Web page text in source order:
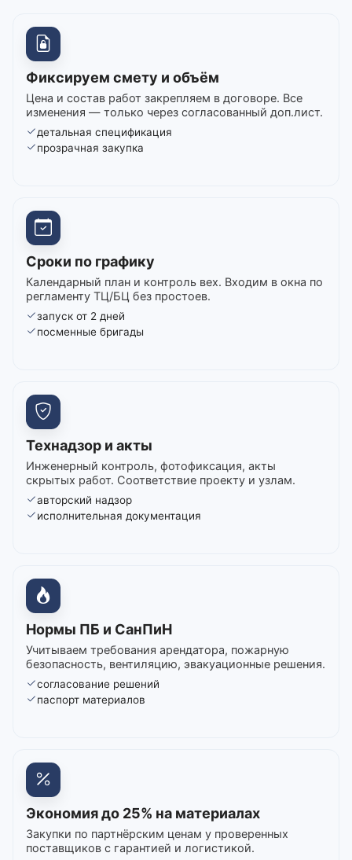
Фиксируем смету и объём
Цена и состав работ закрепляем в договоре. Все
изменения — только через согласованный доп.лист.
детальная спецификация
прозрачная закупка
Сроки по графику
Календарный план и контроль вех. Входим в окна по
регламенту ТЦ/БЦ без простоев.
запуск от 2 дней
посменные бригады
Технадзор и акты
Инженерный контроль, фотофиксация, акты
скрытых работ. Соответствие проекту и узлам.
авторский надзор
исполнительная документация
Нормы ПБ и СанПиН
Учитываем требования арендатора, пожарную
безопасность, вентиляцию, эвакуационные решения.
согласование решений
паспорт материалов
Экономия до 25% на материалах
Закупки по партнёрским ценам у проверенных
поставщиков с гарантией и логистикой.